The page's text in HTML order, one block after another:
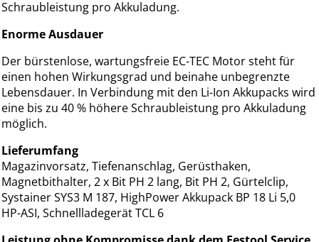
Schraubleistung pro Akkuladung.
Enorme Ausdauer
Der bürstenlose, wartungsfreie EC-TEC Motor steht für
einen hohen Wirkungsgrad und beinahe unbegrenzte
Lebensdauer. In Verbindung mit den Li-Ion Akkupacks wird
eine bis zu 40 % höhere Schraubleistung pro Akkuladung
möglich.
Lieferumfang
Magazinvorsatz, Tiefenanschlag, Gerüsthaken,
Magnetbithalter, 2 x Bit PH 2 lang, Bit PH 2, Gürtelclip,
Systainer SYS3 M 187, HighPower Akkupack BP 18 Li 5,0
HP-ASI, Schnellladegerät TCL 6